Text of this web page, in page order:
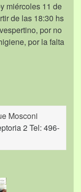
miércoles 11 de
de las 18:30 hs
por no
por la falta
Mosconi
2 Tel: 496-